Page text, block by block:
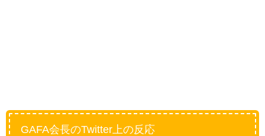
GAFA会長のTwitter上の反応